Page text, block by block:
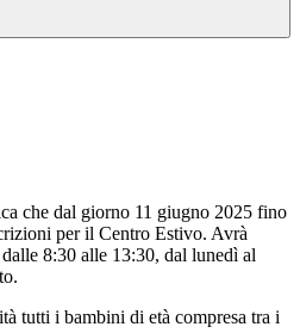
che dal giorno 11 giugno 2025 fino
per il Centro Estivo. Avrà
8:30 alle 13:30, dal lunedì al
tutti i bambini di età compresa tra i